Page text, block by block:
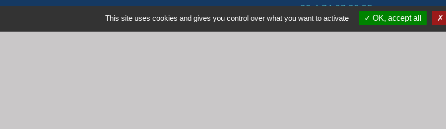
+33 4 74 67 30 55
Contact par formulaire
This site uses cookies and gives you control over what you want to activate OK, accept all